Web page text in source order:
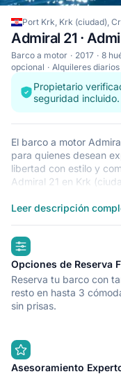
Port Krk, Krk (ciudad),
Admiral 21 ·
Barco a motor 2017 8
opcional
Alquileres diarios
Propietario
seguridad incluido.
El barco a motor
para quienes desean
libertad con estilo y
Admiral 21 en Krk
21 tiene capacidad
se encuentra en Port
para empezar a
alquiler.
Leer descripción
highlights
Opciones de Reserva
Reserva tu barco con
resto en hasta 3
sin prisas.
Asesoramiento